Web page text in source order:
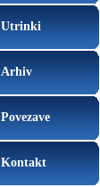
Utrinki
Arhiv
Povezave
Kontakt